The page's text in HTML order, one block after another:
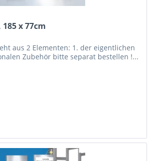
x 77cm
aus 2 Elementen: 1. der eigentlichen
Zubehör bitte separat bestellen !...